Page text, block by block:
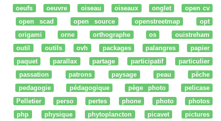
oeufs
oeuvre oiseau oiseaux onglet
open cv
open scad
open source openstreetmap
opt
origami
orne orthographe os
ouistreham
outil
outils ovh packages palangres
papier
paquet
parallax partage participatif
particulier
passation
patrons paysage peau
pêche
pedagogie
pédagogique pège photo
pelicase
Pelletier
perso pertes phone photo
photos
php
physique phytoplancton picavet
pictures